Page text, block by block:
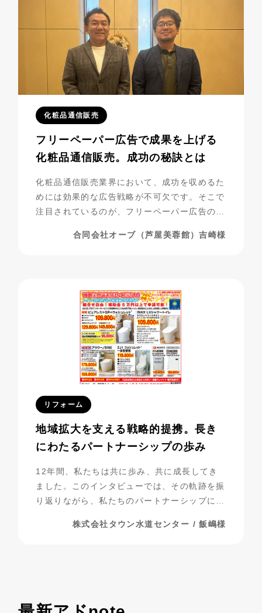
化粧品通信販売
フリーペーパー広告で成果を上げる
化粧品通信販売。成功の秘訣とは
化粧品通信販売業界において、成功を収めるた
めには効果的な広告戦略が不可欠です。そこで
注目されているのが、フリーペーパー広告の活
シニア層をターゲットにした化粧品通販を展開
合同会社オーブ（芦屋美蓉館）吉崎様
リフォーム
地域拡大を支える戦略的提携。長き
にわたるパートナーシップの歩み
12年間、私たちは共に歩み、共に成長してき
ました。このインタビューでは、その軌跡を振
り返りながら、私たちのパートナーシップにつ
株式会社タウン水道センター / 飯嶋様